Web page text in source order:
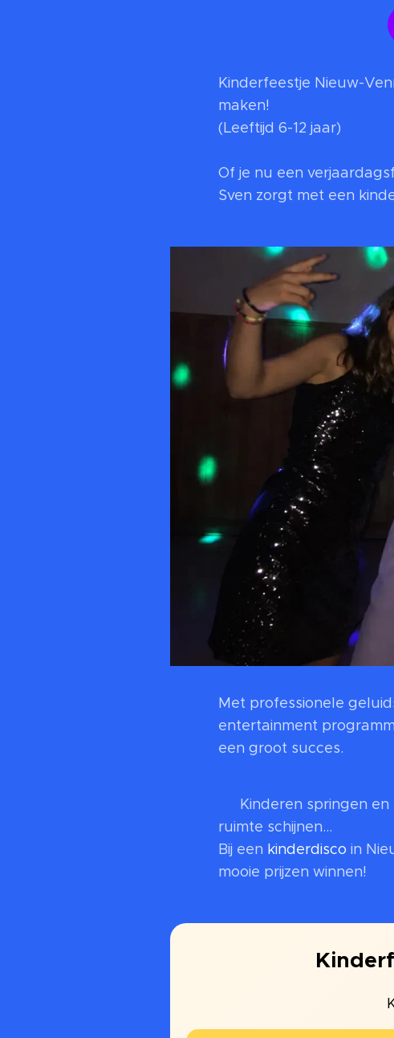
Kinderfeestje Nieuw-
maken!
(Leeftijd 6-12 jaar)
Of je nu een
Sven zorgt met een
Met professionele
entertainment
een groot succes.
🎉 Kinderen springen
ruimte schijnen...
Bij een kinderdisco in
mooie prijzen winnen!